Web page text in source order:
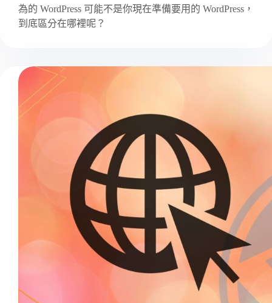
為的 WordPress 可能不是你現在準備要用的 WordPress，
到底區分在哪裡呢？